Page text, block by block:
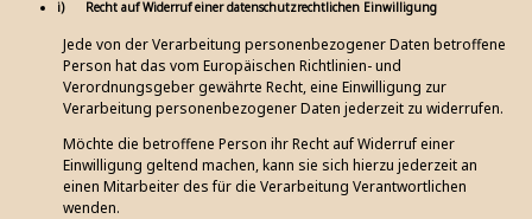
i) Recht auf Widerruf einer datenschutzrechtlichen Einwilligung
Jede von der Verarbeitung personenbezogener Daten betroffene
Person hat das vom Europäischen Richtlinien- und
Verordnungsgeber gewährte Recht, eine Einwilligung zur
Verarbeitung personenbezogener Daten jederzeit zu widerrufen.
Möchte die betroffene Person ihr Recht auf Widerruf einer
Einwilligung geltend machen, kann sie sich hierzu jederzeit an
einen Mitarbeiter des für die Verarbeitung Verantwortlichen
wenden.